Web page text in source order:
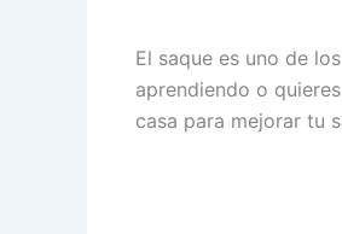
El saque es uno de
aprendiendo o
casa para mejorar tu